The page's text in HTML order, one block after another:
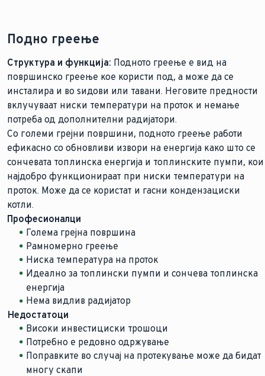
Подно греење
Структура и функција: Подното греење е вид на
површинско греење кое користи под, а може да се
инсталира и во ѕидови или тавани. Неговите предности
вклучуваат ниски температури на проток и немање
потреба од дополнителни радијатори.
Со големи грејни површини, подното греење работи
ефикасно со обновливи извори на енергија како што се
сончевата топлинска енергија и топлинските пумпи, кои
најдобро функционираат при ниски температури на
проток. Може да се користат и гасни кондензациски
котли.
Професионалци
Голема грејна површина
Рамномерно греење
Ниска температура на проток
Идеално за топлински пумпи и сончева топлинска
енергија
Нема видлив радијатор
Недостатоци
Високи инвестициски трошоци
Потребно е редовно одржување
Поправките во случај на протекување може да бидат
многу скапи